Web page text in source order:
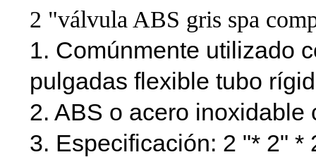
2 "válvula ABS gris spa
1. Comúnmente utilizado
pulgadas flexible tubo
2. ABS o acero inoxidable
3. Especificación: 2 "* 2" *